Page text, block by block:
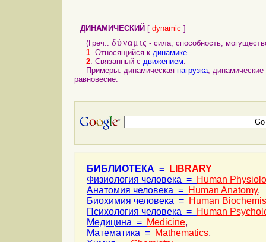
ДИНАМИЧЕСКИЙ [ dynamic ]
(Греч.: δύναμις - сила, способность,
1. Относящийся к динамике.
2. Связанный с движением.
Примеры: динамическая нагрузка, динамические
равновесие.
БИБЛИОТЕКА =
LIBRARY
Физиология человека = Human
Анатомия человека = Human Anatomy,
Биохимия человека = Human
Психология человека = Human
Медицина = Medicine,
Математика = Mathematics,